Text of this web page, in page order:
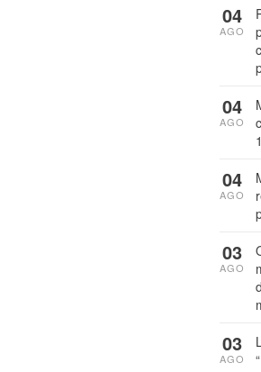
04
AGO
04
AGO
04
AGO
03
AGO
03
AGO